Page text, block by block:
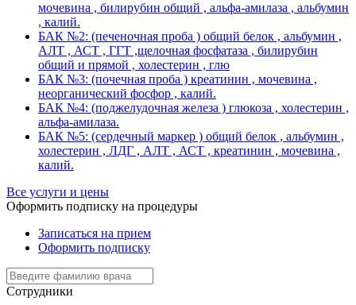
мочевина , билирубин общий , альфа-амилаза , альбумин
, калий.
БАК №2: (печеночная проба ) общий белок , альбумин ,
АЛТ , АСТ , ГГТ ,щелочная фосфатаза , билирубин
общий и прямой , холестерин , глю
БАК №3: (почечная проба ) креатинин , мочевина ,
неорганический фосфор , калий.
БАК №4: (поджелудочная железа ) глюкоза , холестерин ,
альфа-амилаза.
БАК №5: (сердечный маркер ) общий белок , альбумин ,
холестерин , ЛДГ , АЛТ , АСТ , креатинин , мочевина ,
калий.
Все услуги и цены
Оформить подписку на процедуры
Записаться на прием
Оформить подписку
Сотрудники